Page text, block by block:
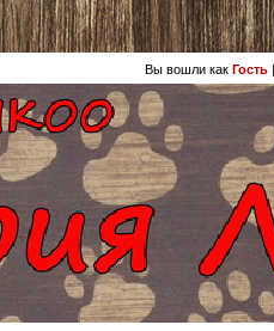
Вы вошли как Гость |